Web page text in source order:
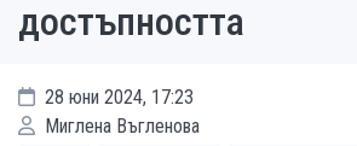
достъпността
28 юни 2024, 17:23
Миглена Въгленова